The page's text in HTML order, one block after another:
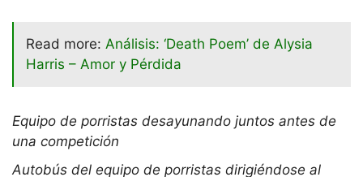
Read more: Análisis: ‘Death Poem’ de Alysia
Harris – Amor y Pérdida
Equipo de porristas desayunando juntos antes de
una competición
Autobús del equipo de porristas dirigiéndose al